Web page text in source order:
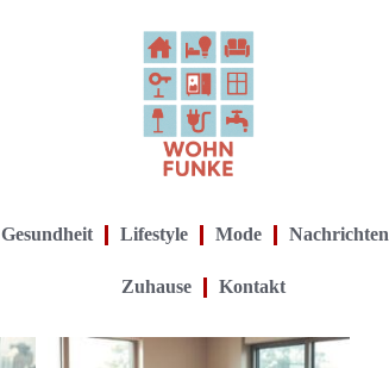
Gesundheit Lifestyle Mode Nachrichten
Zuhause Kontakt